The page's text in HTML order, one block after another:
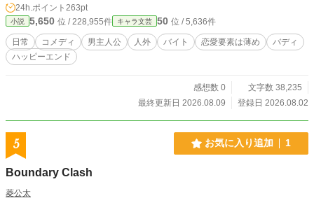
24h.ポイント 263pt
小説 5,650 位 / 228,955件 キャラ文芸 50 位 / 5,636件
日常 コメディ 男主人公 人外 バイト 恋愛要素は薄め
バディ
ハッピーエンド
感想数 0
文字数 38,235
最終更新日 2026.08.09
登録日 2026.08.02
5 お気に入り追加 1
Boundary Clash
菱公太